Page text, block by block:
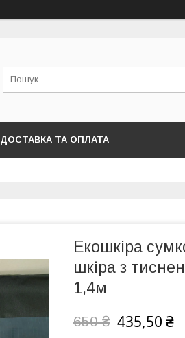
ДОСТАВКА ТА ОПЛАТА
Екошкіра
шкіра з
1,4м
650 ₴ 435,50 ₴